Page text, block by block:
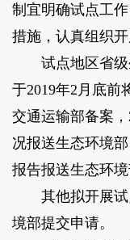
制宜明确试点工
措施，认真组织开
试点地区省级
于2019年2月底前
交通运输部备案
况报送生态环境
报告报送生态环境
其他拟开展试
境部提交申请。